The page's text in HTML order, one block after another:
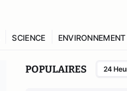
SCIENCE ENVIRONNEMENT
POPULAIRES 24